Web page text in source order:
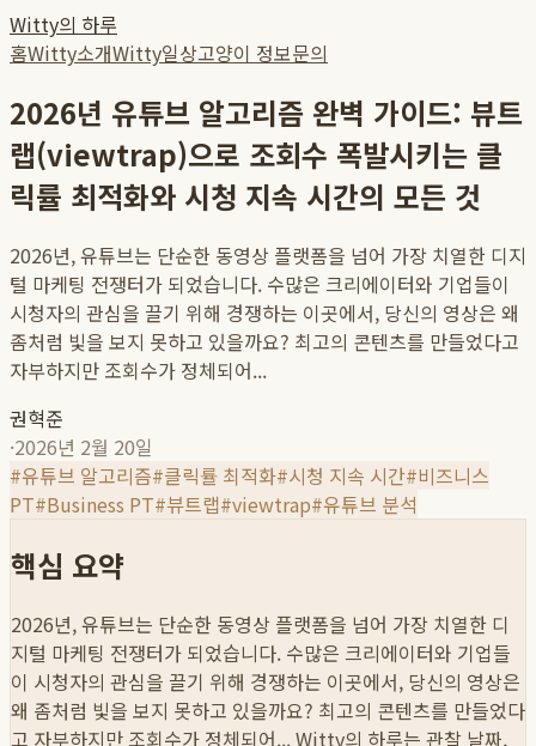
Witty의 하루
홈Witty소개Witty일상고양이 정보문의
2026년 유튜브 알고리즘 완벽 가이드: 뷰트
랩(viewtrap)으로 조회수 폭발시키는 클
릭률 최적화와 시청 지속 시간의 모든 것
2026년, 유튜브는 단순한 동영상 플랫폼을 넘어 가장 치열한 디지
털 마케팅 전쟁터가 되었습니다. 수많은 크리에이터와 기업들이
시청자의 관심을 끌기 위해 경쟁하는 이곳에서, 당신의 영상은 왜
좀처럼 빛을 보지 못하고 있을까요? 최고의 콘텐츠를 만들었다고
자부하지만 조회수가 정체되어...
권혁준
·2026년 2월 20일
#유튜브 알고리즘#클릭률 최적화#시청 지속 시간#비즈니스
PT#Business PT#뷰트랩#viewtrap#유튜브 분석
핵심 요약
2026년, 유튜브는 단순한 동영상 플랫폼을 넘어 가장 치열한 디
지털 마케팅 전쟁터가 되었습니다. 수많은 크리에이터와 기업들
이 시청자의 관심을 끌기 위해 경쟁하는 이곳에서, 당신의 영상은
왜 좀처럼 빛을 보지 못하고 있을까요? 최고의 콘텐츠를 만들었다
고 자부하지만 조회수가 정체되어...Witty의 하루는 관찰 날짜,